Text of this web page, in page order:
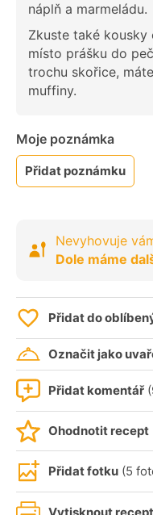
náplň a marmeládu.
Zkuste také
místo prášku do
trochu skořice,
muffiny.
Moje poznámka
Přidat poznámku
Nevyhovuje
Dole máme
Přidat do
Označit jako
Přidat komentář
Ohodnotit recept
Přidat fotku (5